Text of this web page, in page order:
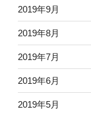
2019年9月
2019年8月
2019年7月
2019年6月
2019年5月